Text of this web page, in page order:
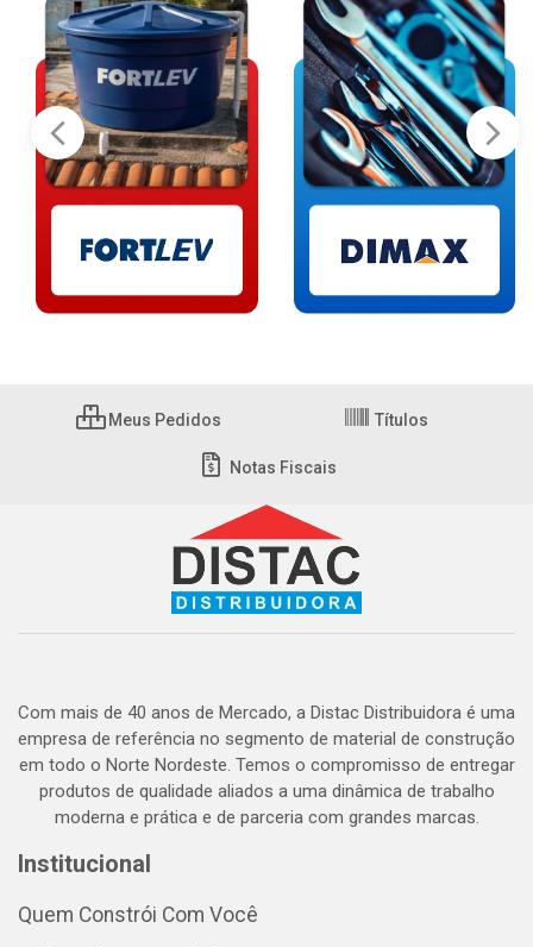
Meus Pedidos Títulos
Notas Fiscais
Com mais de 40 anos de Mercado, a Distac Distribuidora é uma
empresa de referência no segmento de material de construção
em todo o Norte Nordeste. Temos o compromisso de entregar
produtos de qualidade aliados a uma dinâmica de trabalho
moderna e prática e de parceria com grandes marcas.
Institucional
Quem Constrói Com Você